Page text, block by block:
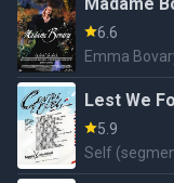
Madame
6.6
Emma
Lest We
5.9
Self